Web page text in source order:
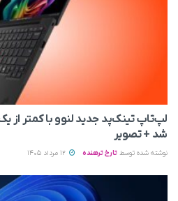
لپ‌تاپ تینک‌پد جدید لنوو با کمتر از یک
شد + تصویر
نوشته شده توسط تارخ ترهنده